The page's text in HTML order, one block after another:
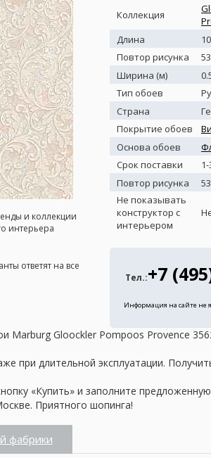
и коллекции
интерьера
ответят на все
Коллекция
Длина
Повтор рисунка
Ширина (м)
Тип обоев
Страна
Покрытие обоев
Основа обоев
Срок поставки
Повтор рисунка
53
Не показывать
конструктор с
интерьером
Тел.:+7
Информация на сайте не
Gloockler Pompoos Provence
при длительной эксплуатации.
«Купить» и заполните
Приятного шопинга!
фабрики